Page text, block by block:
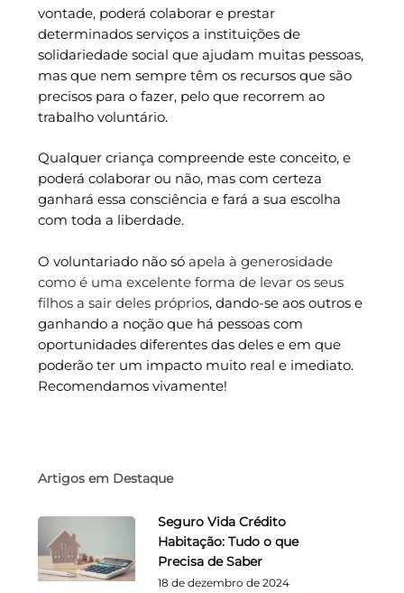
vontade, poderá colaborar e prestar
determinados serviços a instituições de
solidariedade social que ajudam muitas pessoas,
mas que nem sempre têm os recursos que são
precisos para o fazer, pelo que recorrem ao
trabalho voluntário.
Qualquer criança compreende este conceito, e
poderá colaborar ou não, mas com certeza
ganhará essa consciência e fará a sua escolha
com toda a liberdade.
O voluntariado não só apela à generosidade
como é uma excelente forma de levar os seus
filhos a sair deles próprios, dando-se aos outros e
ganhando a noção que há pessoas com
oportunidades diferentes das deles e em que
poderão ter um impacto muito real e imediato.
Recomendamos vivamente!
Artigos em Destaque
Seguro Vida Crédito
Habitação: Tudo o que
Precisa de Saber
18 de dezembro de 2024